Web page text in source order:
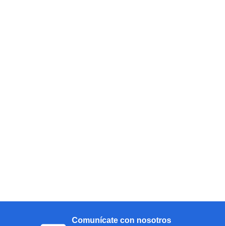
Comunícate con nosotros